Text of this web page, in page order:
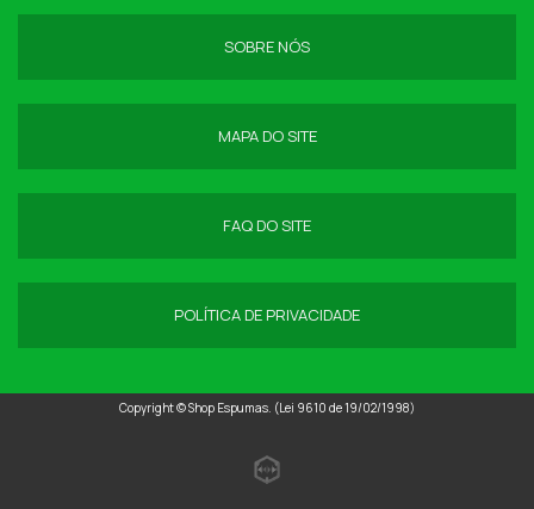
SOBRE NÓS
MAPA DO SITE
FAQ DO SITE
POLÍTICA DE PRIVACIDADE
Copyright © Shop Espumas. (Lei 9610 de 19/02/1998)